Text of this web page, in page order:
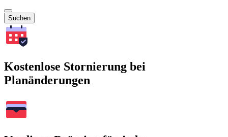
Suchen
Kostenlose Stornierung bei
Planänderungen